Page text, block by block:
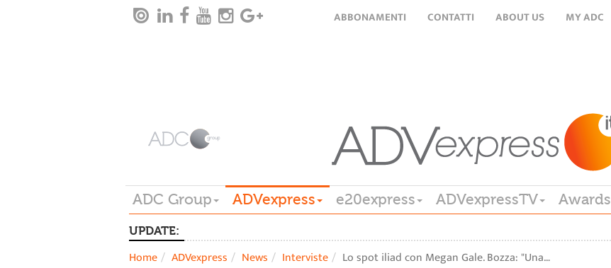
ABBONAMENTI CONTATTI ABOUT US MY ADC
ADC Group ADVexpress e20express ADVexpressTV Awards
UPDATE:
Home ADVexpress News Interviste Lo spot iliad con Megan Gale. Bozza: "Una…